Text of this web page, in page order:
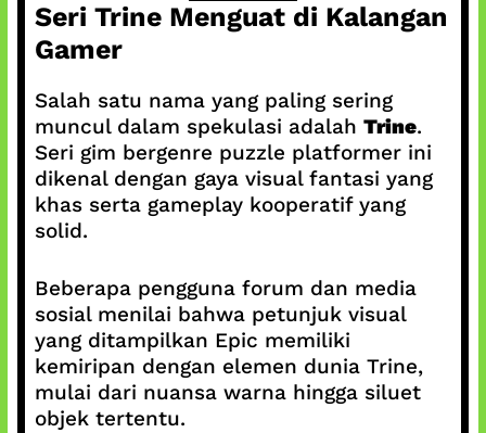
Seri Trine Menguat di Kalangan
Gamer
Salah satu nama yang paling sering
muncul dalam spekulasi adalah Trine.
Seri gim bergenre puzzle platformer ini
dikenal dengan gaya visual fantasi yang
khas serta gameplay kooperatif yang
solid.
Beberapa pengguna forum dan media
sosial menilai bahwa petunjuk visual
yang ditampilkan Epic memiliki
kemiripan dengan elemen dunia Trine,
mulai dari nuansa warna hingga siluet
objek tertentu.